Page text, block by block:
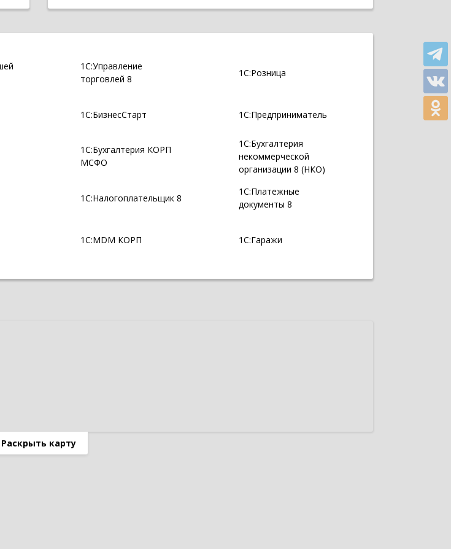
1С:Управление
торговлей 8
1С:Розница
1С:БизнесСтарт 1С:Предприниматель
1С:Бухгалтерия КОРП
МСФО
1С:Бухгалтерия
некоммерческой
организации 8 (НКО)
1С:Налогоплательщик 8
1С:Платежные
документы 8
1С:MDM КОРП 1С:Гаражи
Раскрыть карту